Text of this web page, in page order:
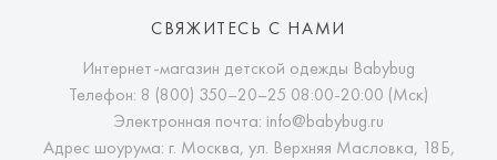
СВЯЖИТЕСЬ С НАМИ
Интернет-магазин детской одежды Babybug
Телефон: 8 (800) 350–20–25 08:00-20:00 (Мск)
Электронная почта: info@babybug.ru
Адрес шоурума: г. Москва, ул. Верхняя Масловка, 18Б,